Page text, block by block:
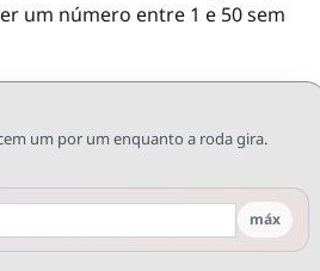
um número entre 1 e 50 sem
um por um enquanto a roda gira.
máx